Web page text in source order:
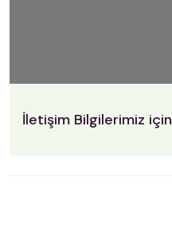
İletişim Bilgilerimiz için